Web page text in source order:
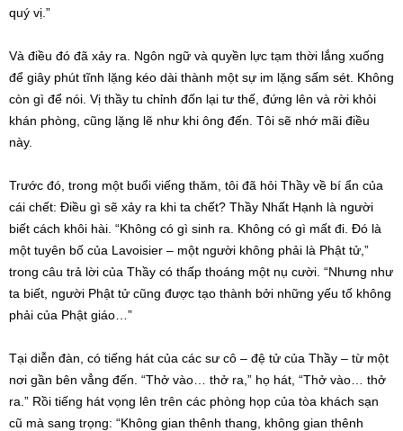
quý vị.”
Và điều đó đã xảy ra. Ngôn ngữ và quyền lực tạm thời lắng xuống
để giây phút tĩnh lặng kéo dài thành một sự im lặng sấm sét. Không
còn gì để nói. Vị thầy tu chỉnh đốn lại tư thế, đứng lên và rời khỏi
khán phòng, cũng lặng lẽ như khi ông đến. Tôi sẽ nhớ mãi điều
này.
Trước đó, trong một buổi viếng thăm, tôi đã hỏi Thầy về bí ẩn của
cái chết: Điều gì sẽ xảy ra khi ta chết? Thầy Nhất Hạnh là người
biết cách khôi hài. “Không có gì sinh ra. Không có gì mất đi. Đó là
một tuyên bố của Lavoisier – một người không phải là Phật tử,”
trong câu trả lời của Thầy có thấp thoáng một nụ cười. “Nhưng như
ta biết, người Phật tử cũng được tạo thành bởi những yếu tố không
phải của Phật giáo…”
Tại diễn đàn, có tiếng hát của các sư cô – đệ tử của Thầy – từ một
nơi gần bên vẳng đến. “Thở vào… thở ra,” họ hát, “Thở vào… thở
ra.” Rồi tiếng hát vọng lên trên các phòng họp của tòa khách sạn
cũ mà sang trọng: “Không gian thênh thang, không gian thênh